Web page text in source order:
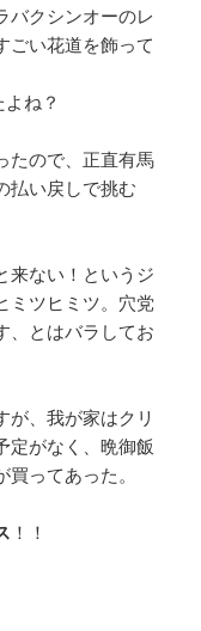
バクシンオーのレ
ごい花道を飾って
ね？
たので、正直有馬
払い戻しで挑む
来ない！というジ
ミツヒミツ。穴党
、とはバラしてお
が、我が家はクリ
定がなく、晩御飯
ってあった。
！！